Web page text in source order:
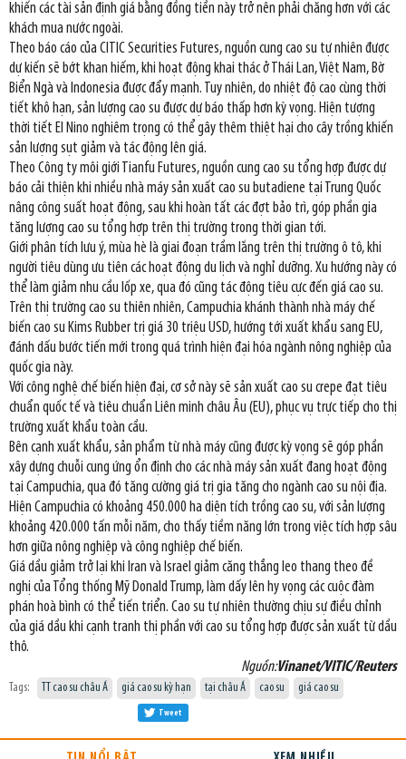
khiến các tài sản định giá bằng đồng tiền này trở nên phải chăng hơn với các
khách mua nước ngoài.
Theo báo cáo của CITIC Securities Futures, nguồn cung cao su tự nhiên được
dự kiến sẽ bớt khan hiếm, khi hoạt động khai thác ở Thái Lan, Việt Nam, Bờ
Biển Ngà và Indonesia được đẩy mạnh. Tuy nhiên, do nhiệt độ cao cùng thời
tiết khô hạn, sản lượng cao su được dự báo thấp hơn kỳ vọng. Hiện tượng
thời tiết El Nino nghiêm trọng có thể gây thêm thiệt hại cho cây trồng khiến
sản lượng sụt giảm và tác động lên giá.
Theo Công ty môi giới Tianfu Futures, nguồn cung cao su tổng hợp được dự
báo cải thiện khi nhiều nhà máy sản xuất cao su butadiene tại Trung Quốc
nâng công suất hoạt động, sau khi hoàn tất các đợt bảo trì, góp phần gia
tăng lượng cao su tổng hợp trên thị trường trong thời gian tới.
Giới phân tích lưu ý, mùa hè là giai đoạn trầm lắng trên thị trường ô tô, khi
người tiêu dùng ưu tiên các hoạt động du lịch và nghỉ dưỡng. Xu hướng này có
thể làm giảm nhu cầu lốp xe, qua đó cũng tác động tiêu cực đến giá cao su.
Trên thị trường cao su thiên nhiên, Campuchia khánh thành nhà máy chế
biến cao su Kims Rubber trị giá 30 triệu USD, hướng tới xuất khẩu sang EU,
đánh dấu bước tiến mới trong quá trình hiện đại hóa ngành nông nghiệp của
quốc gia này.
Với công nghệ chế biến hiện đại, cơ sở này sẽ sản xuất cao su crepe đạt tiêu
chuẩn quốc tế và tiêu chuẩn Liên minh châu Âu (EU), phục vụ trực tiếp cho thị
trường xuất khẩu toàn cầu.
Bên cạnh xuất khẩu, sản phẩm từ nhà máy cũng được kỳ vọng sẽ góp phần
xây dựng chuỗi cung ứng ổn định cho các nhà máy sản xuất đang hoạt động
tại Campuchia, qua đó tăng cường giá trị gia tăng cho ngành cao su nội địa.
Hiện Campuchia có khoảng 450.000 ha diện tích trồng cao su, với sản lượng
khoảng 420.000 tấn mỗi năm, cho thấy tiềm năng lớn trong việc tích hợp sâu
hơn giữa nông nghiệp và công nghiệp chế biến.
Giá dầu giảm trở lại khi Iran và Israel giảm căng thẳng leo thang theo đề
nghị của Tổng thống Mỹ Donald Trump, làm dấy lên hy vọng các cuộc đàm
phán hoà bình có thể tiến triển. Cao su tự nhiên thường chịu sự điều chỉnh
của giá dầu khi cạnh tranh thị phần với cao su tổng hợp được sản xuất từ dầu
thô.
Nguồn:Vinanet/VITIC/Reuters
Tags: TT cao su châu Á giá cao su kỳ hạn tại châu Á cao su giá cao su
Tweet